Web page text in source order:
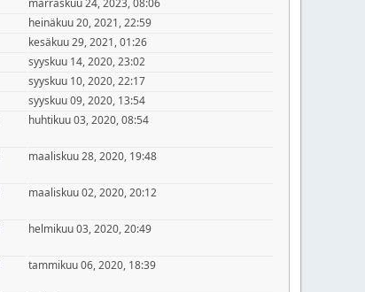
marraskuu 24, 2023, 08:06
heinäkuu 20, 2021, 22:59
kesäkuu 29, 2021, 01:26
syyskuu 14, 2020, 23:02
syyskuu 10, 2020, 22:17
syyskuu 09, 2020, 13:54
huhtikuu 03, 2020, 08:54
maaliskuu 28, 2020, 19:48
maaliskuu 02, 2020, 20:12
helmikuu 03, 2020, 20:49
tammikuu 06, 2020, 18:39